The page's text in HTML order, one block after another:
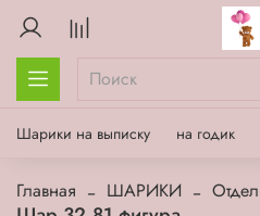
Шарики на выписку на годик
Главная ШАРИКИ